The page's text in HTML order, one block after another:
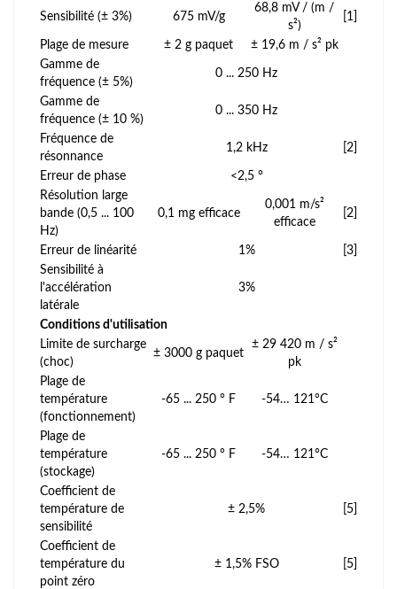
Sensibilité (± 3%) 675 mV/g
68,8 mV / (m /
s²)
[1]
Plage de mesure ± 2 g paquet
± 19,6 m / s² pk
Gamme de
fréquence (± 5%)
0 ... 250 Hz
Gamme de
fréquence (± 10 %)
0 ... 350 Hz
Fréquence de
résonnance
1,2 kHz [2]
Erreur de phase
<2,5 °
Résolution large
bande (0,5 ... 100
Hz)
0,1 mg efficace
0,001 m/s²
efficace
[2]
Erreur de linéarité 1%
[3]
Sensibilité à
l'accélération
latérale
3%
Conditions d'utilisation
Limite de surcharge
(choc)
± 3000 g paquet
± 29 420 m / s²
pk
Plage de
température
(fonctionnement)
-65 ... 250 ° F -54… 121°C
Plage de
température
(stockage)
-65 ... 250 ° F -54… 121°C
Coefficient de
température de
sensibilité
± 2,5% [5]
Coefficient de
température du
point zéro
± 1,5% FSO [5]